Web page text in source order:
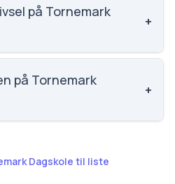
skoler. Scoren er baseret
på Tornemark
+
Dagskole er 2.9 ud af 5,
skoler. Scoren er baseret
på Tornemark
+
Dagskole til liste